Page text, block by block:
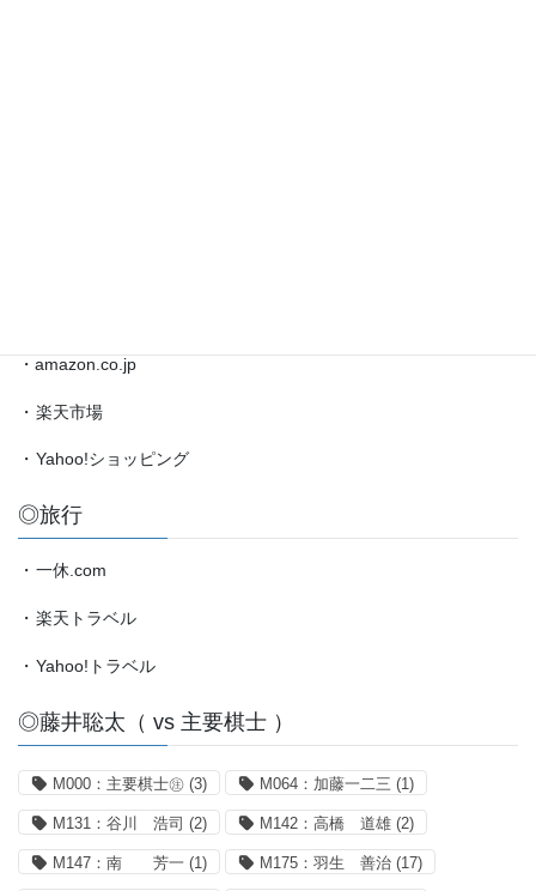
・amazon.co.jp
・ 楽天市場
・ Yahoo!ショッピング
◎旅行
・ 一休.com
・ 楽天トラベル
・ Yahoo!トラベル
◎藤井聡太（ vs 主要棋士 ）
M000：主要棋士㊟ (3) M064：加藤一二三 (1)
M131：谷川 浩司 (2) M142：高橋 道雄 (2)
M147：南 芳一 (1) M175：羽生 善治 (17)